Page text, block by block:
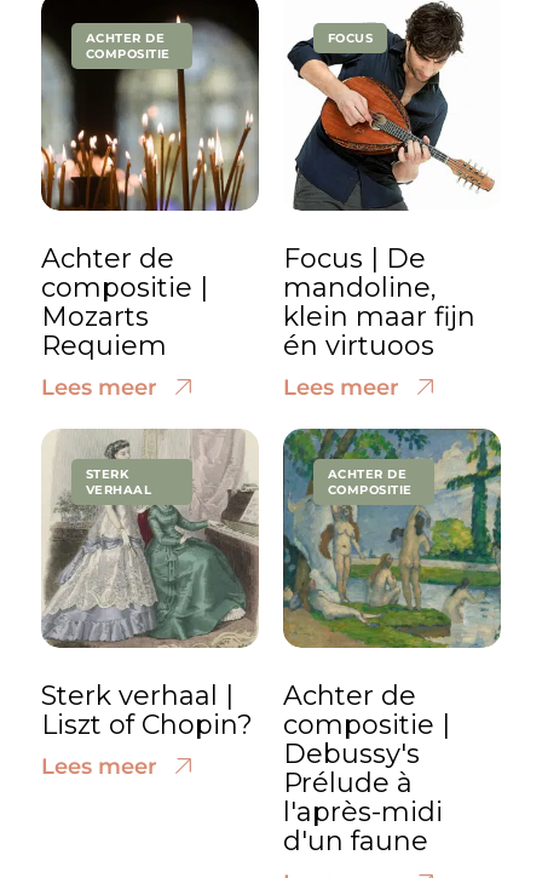
ACHTER DE
COMPOSITIE
Achter de
compositie |
Mozarts
Requiem
Lees meer
FOCUS
Focus | De
mandoline,
klein maar fijn
én virtuoos
Lees meer
STERK
VERHAAL
Sterk verhaal |
Liszt of Chopin?
Lees meer
ACHTER DE
COMPOSITIE
Achter de
compositie |
Debussy's
Prélude à
l'après-midi
d'un faune